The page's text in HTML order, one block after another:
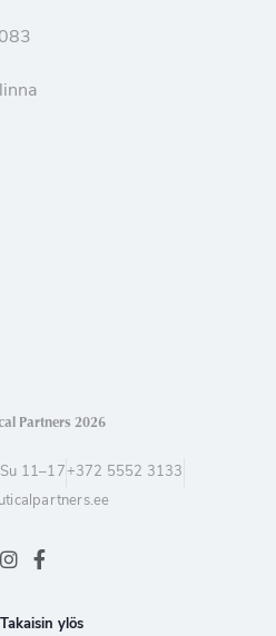
Partners 2026
Su 11–17+372 5552 3133
Takaisin ylös